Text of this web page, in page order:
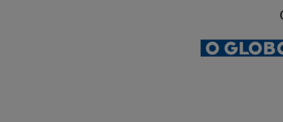
Crie uma conta e
Envie mensagens
Solicite ilimitadas visitas